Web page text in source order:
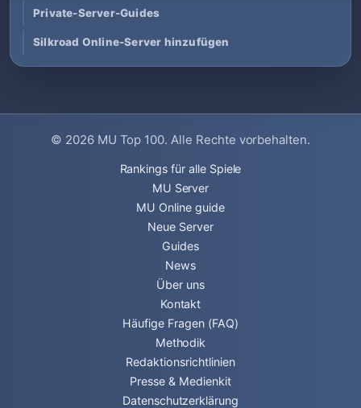
Private-Server-Guides
Silkroad Online-Server hinzufügen
© 2026 MU Top 100. Alle Rechte vorbehalten.
Rankings für alle Spiele
MU Server
MU Online guide
Neue Server
Guides
News
Über uns
Kontakt
Häufige Fragen (FAQ)
Methodik
Redaktionsrichtlinien
Presse & Medienkit
Datenschutzerklärung